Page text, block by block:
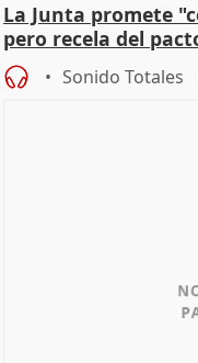
La Junta promete
pero recela del
Sonido Totales